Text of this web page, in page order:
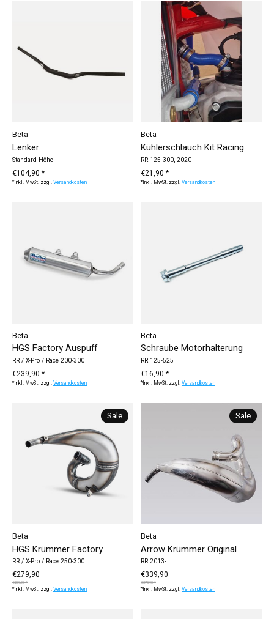
Beta
Lenker
Standard Höhe
€104,90 *
*Inkl. MwSt. zzgl.Versandkosten
Beta
Kühlerschlauch Kit Racing
RR 125-300, 2020-
€21,90 *
*Inkl. MwSt. zzgl.Versandkosten
Beta
HGS Factory Auspuff
RR / X-Pro / Race 200-300
€239,90 *
*Inkl. MwSt. zzgl.Versandkosten
Beta
Schraube Motorhalterung
RR 125-525
€16,90 *
*Inkl. MwSt. zzgl.Versandkosten
Sale
Beta
HGS Krümmer Factory
RR / X-Pro / Race 250-300
€279,90
€297,90 *
*Inkl. MwSt. zzgl.Versandkosten
Sale
Beta
Arrow Krümmer Original
RR 2013-
€339,90
€375,90 *
*Inkl. MwSt. zzgl.Versandkosten